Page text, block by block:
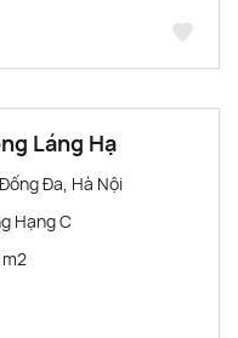
Láng Hạ
Đa, Hà Nội
Hạng C